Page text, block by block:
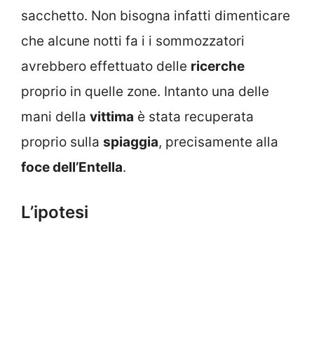
sacchetto. Non bisogna infatti dimenticare
che alcune notti fa i i sommozzatori
avrebbero effettuato delle ricerche
proprio in quelle zone. Intanto una delle
mani della vittima è stata recuperata
proprio sulla spiaggia, precisamente alla
foce dell’Entella.
L’ipotesi